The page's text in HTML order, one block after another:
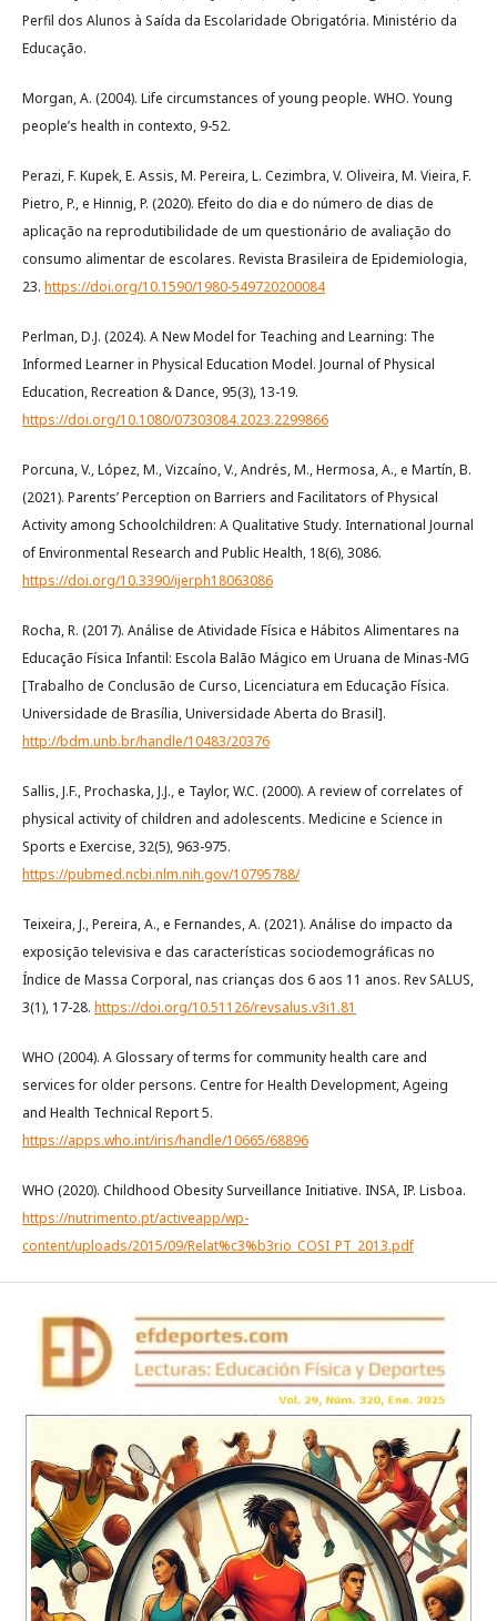
Perfil dos Alunos à Saída da Escolaridade Obrigatória. Ministério da
Educação.
Morgan, A. (2004). Life circumstances of young people. WHO. Young
people’s health in contexto, 9-52.
Perazi, F. Kupek, E. Assis, M. Pereira, L. Cezimbra, V. Oliveira, M. Vieira, F.
Pietro, P., e Hinnig, P. (2020). Efeito do dia e do número de dias de
aplicação na reprodutibilidade de um questionário de avaliação do
consumo alimentar de escolares. Revista Brasileira de Epidemiologia,
23. https://doi.org/10.1590/1980-549720200084
Perlman, D.J. (2024). A New Model for Teaching and Learning: The
Informed Learner in Physical Education Model. Journal of Physical
Education, Recreation & Dance, 95(3), 13-19.
https://doi.org/10.1080/07303084.2023.2299866
Porcuna, V., López, M., Vizcaíno, V., Andrés, M., Hermosa, A., e Martín, B.
(2021). Parents’ Perception on Barriers and Facilitators of Physical
Activity among Schoolchildren: A Qualitative Study. International Journal
of Environmental Research and Public Health, 18(6), 3086.
https://doi.org/10.3390/ijerph18063086
Rocha, R. (2017). Análise de Atividade Física e Hábitos Alimentares na
Educação Física Infantil: Escola Balão Mágico em Uruana de Minas-MG
[Trabalho de Conclusão de Curso, Licenciatura em Educação Física.
Universidade de Brasília, Universidade Aberta do Brasil].
http://bdm.unb.br/handle/10483/20376
Sallis, J.F., Prochaska, J.J., e Taylor, W.C. (2000). A review of correlates of
physical activity of children and adolescents. Medicine e Science in
Sports e Exercise, 32(5), 963-975.
https://pubmed.ncbi.nlm.nih.gov/10795788/
Teixeira, J., Pereira, A., e Fernandes, A. (2021). Análise do impacto da
exposição televisiva e das características sociodemográficas no
Índice de Massa Corporal, nas crianças dos 6 aos 11 anos. Rev SALUS,
3(1), 17-28. https://doi.org/10.51126/revsalus.v3i1.81
WHO (2004). A Glossary of terms for community health care and
services for older persons. Centre for Health Development, Ageing
and Health Technical Report 5.
https://apps.who.int/iris/handle/10665/68896
WHO (2020). Childhood Obesity Surveillance Initiative. INSA, IP. Lisboa.
https://nutrimento.pt/activeapp/wp-
content/uploads/2015/09/Relat%c3%b3rio_COSI_PT_2013.pdf